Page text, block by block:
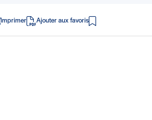
Imprimer
en PDF
Ajouter aux favoris